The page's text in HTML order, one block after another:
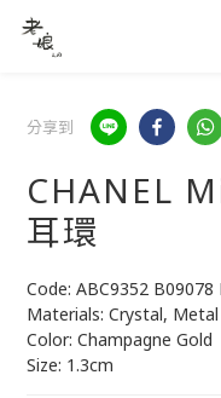
分享到
CHANEL
耳環
Code: ABC9352 B09078
Materials: Crystal, Metal
Color: Champagne Gold
Size: 1.3cm